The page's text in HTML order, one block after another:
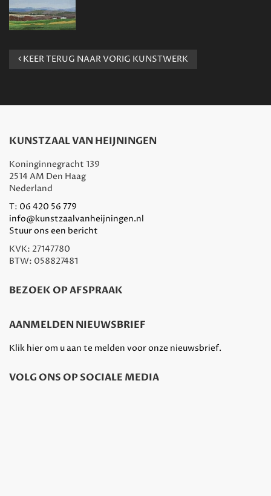
KEER TERUG NAAR VORIG KUNSTWERK
KUNSTZAAL VAN HEIJNINGEN
Koninginnegracht 139
2514 AM Den Haag
Nederland
T: 06 420 56 779
info@kunstzaalvanheijningen.nl
Stuur ons een bericht
KVK: 27147780
BTW: 058827481
BEZOEK OP AFSPRAAK
AANMELDEN NIEUWSBRIEF
Klik hier om u aan te melden voor onze nieuwsbrief.
VOLG ONS OP SOCIALE MEDIA